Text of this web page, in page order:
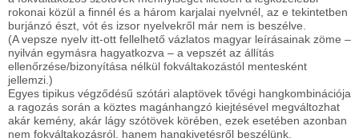
rokonai közül a finnél és a három karjalai nyelvnél, az e tekintetben
burjánzó észt, vót és izsor nyelvekről már nem is beszélve.
(A vepsze nyelv itt-ott fellelhető vázlatos magyar leírásainak zöme –
nyilván egymásra hagyatkozva – a vepszét az állítás
ellenőrzése/bizonyítása nélkül fokváltakozástól mentesként
jellemzi.)
Egyes tipikus végződésű szótári alaptövek tővégi hangkombinációja
a ragozás során a köztes magánhangzó kiejtésével megváltozhat
akár kemény, akár lágy szótövek körében, ezek esetében azonban
nem fokváltakozásról, hanem hangkivetésről beszélünk.